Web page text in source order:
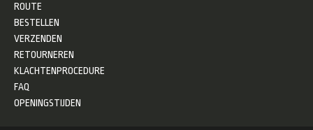
ROUTE
BESTELLEN
VERZENDEN
RETOURNEREN
KLACHTENPROCEDURE
FAQ
OPENINGSTIJDEN